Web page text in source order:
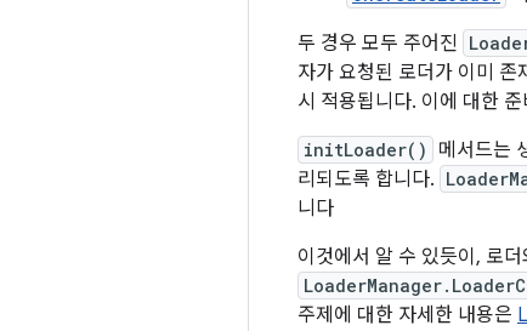
두 경우 모두 주어진
자가 요청된 로더가 이미 존
시 적용됩니다. 이에 대한
initLoader() 메서드는
리되도록 합니다.
니다
이것에서 알 수 있듯이, 로
주제에 대한 자세한 내용은